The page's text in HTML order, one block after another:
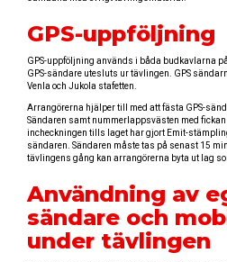
GPS-uppföljning
GPS-uppföljning används i båda budkavlarna
GPS-sändare utesluts ur tävlingen. GPS
Venla och Jukola stafetten.
Arrangörerna hjälper till med att fästa GPS-
Sändaren samt nummerlappsvästen med
incheckningen tills laget har gjort Emit-
sändaren. Sändaren måste tas på senast 15
tävlingens gång kan arrangörerna byta ut lag
Användning av
sändare och
under tävlingen